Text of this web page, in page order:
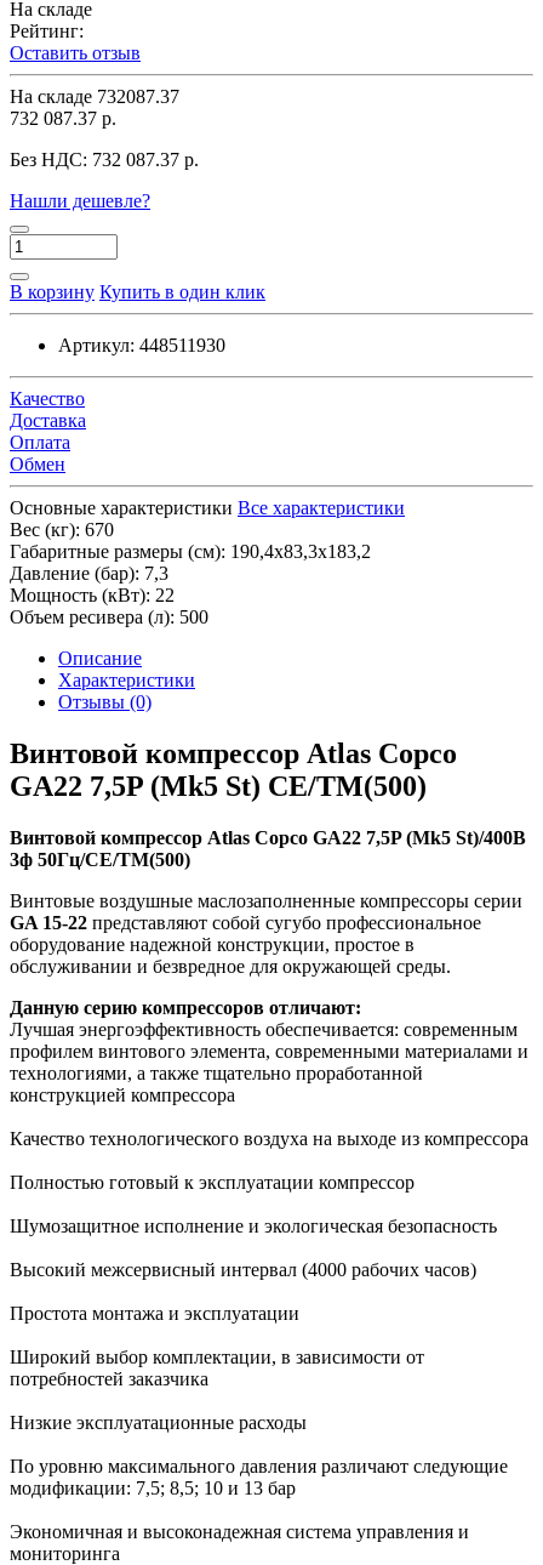
На складе
Рейтинг:
Оставить отзыв
На складе 732087.37
732 087.37 р.
Без НДС: 732 087.37 р.
Нашли дешевле?
В корзину Купить в один клик
Артикул: 448511930
Качество
Доставка
Оплата
Обмен
Основные характеристики Все характеристики
Вес (кг): 670
Габаритные размеры (см): 190,4х83,3х183,2
Давление (бар): 7,3
Мощность (кВт): 22
Объем ресивера (л): 500
Описание
Характеристики
Отзывы (0)
Винтовой компрессор Atlas Copco
GA22 7,5P (Mk5 St) СЕ/TM(500)
Винтовой компрессор Atlas Copco GA22 7,5P (Mk5 St)/400В
3ф 50Гц/СЕ/TM(500)
Винтовые воздушные маслозаполненные компрессоры серии
GA 15-22 представляют собой сугубо профессиональное
оборудование надежной конструкции, простое в
обслуживании и безвредное для окружающей среды.
Данную серию компрессоров отличают:
Лучшая энергоэффективность обеспечивается: современным
профилем винтового элемента, современными материалами и
технологиями, а также тщательно проработанной
конструкцией компрессора
Качество технологического воздуха на выходе из компрессора
Полностью готовый к эксплуатации компрессор
Шумозащитное исполнение и экологическая безопасность
Высокий межсервисный интервал (4000 рабочих часов)
Простота монтажа и эксплуатации
Широкий выбор комплектации, в зависимости от
потребностей заказчика
Низкие эксплуатационные расходы
По уровню максимального давления различают следующие
модификации: 7,5; 8,5; 10 и 13 бар
Экономичная и высоконадежная система управления и
мониторинга